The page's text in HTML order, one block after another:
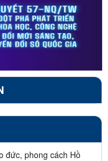
đức, phong cách Hồ